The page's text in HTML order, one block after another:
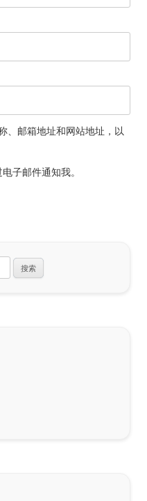
、邮箱地址和网站地址，以
子邮件通知我。